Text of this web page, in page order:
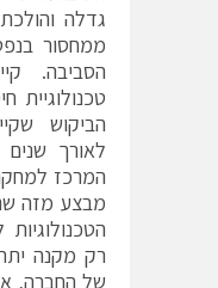
גדלה
ממחסור
הסביבה.
הביקוש
לאורך
מבצע מזה
רק מקנה
של החברה,